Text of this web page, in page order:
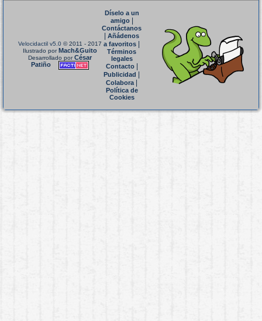
Velocidactil v5.0 © 2011 - 2017
Ilustrado porMach&Guito
Desarrollado porCésar
Patiño
Díselo a un
amigo|
Contáctanos
Añádenos
a favoritos
Términos
legales
Contacto|
Publicidad
Colabora|
Política de
Cookies